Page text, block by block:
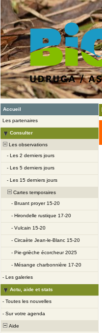
Accueil
Les partenaires
Consulter
Les observations
- Les 2 derniers jours
- Les 5 derniers jours
- Les 15 derniers jours
Cartes temporaires
- Bruant proyer 15-20
- Hirondelle rustique 17-20
- Vulcain 15-20
- Circaète Jean-le-Blanc 15-20
- Pie-grièche écorcheur 2025
- Mésange charbonnière 17-20
- Les galeries
Actu, aide et stats
- Toutes les nouvelles
- Sur votre agenda
Aide